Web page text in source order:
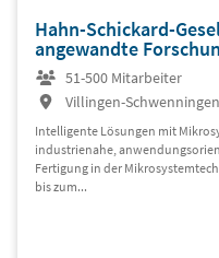
Hahn-Schickard-
angewandte
51-500 Mitarbeiter
Villingen-Schwenningen
Intelligente Lösungen mit
industrienahe,
Fertigung in der
bis zum...